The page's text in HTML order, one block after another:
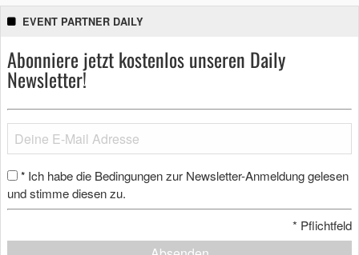
EVENT PARTNER DAILY
Abonniere jetzt kostenlos unseren Daily
Newsletter!
* Ich habe die Bedingungen zur Newsletter-Anmeldung gelesen
und stimme diesen zu.
* Pflichtfeld